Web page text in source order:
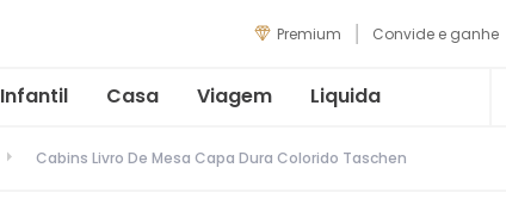
Premium Convide e ganhe
Infantil Casa Viagem Liquida
Cabins Livro De Mesa Capa Dura Colorido Taschen